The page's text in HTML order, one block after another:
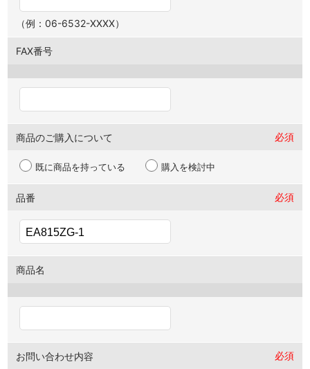
（例：06-6532-XXXX）
FAX番号
商品のご購入について 必須
既に商品を持っている 購入を検討中
品番 必須
商品名
お問い合わせ内容 必須